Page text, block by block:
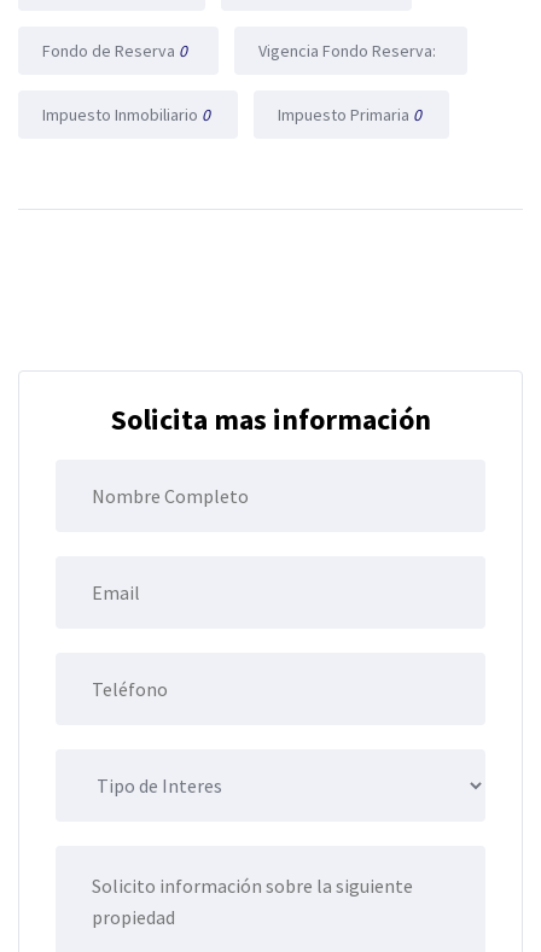
Fondo de Reserva 0 Vigencia Fondo Reserva:
Impuesto Inmobiliario 0 Impuesto Primaria 0
Solicita mas información